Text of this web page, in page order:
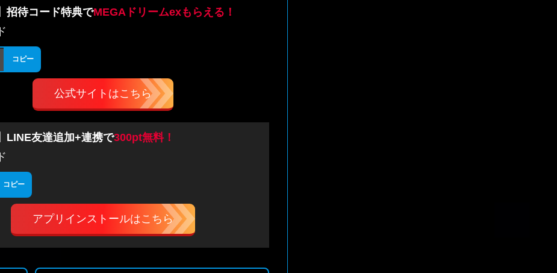
招待コード特典でMEGAドリームexもらえる！
コピー
公式サイトはこちら
LINE友達追加+連携で300pt無料！
コピー
アプリインストールはこちら